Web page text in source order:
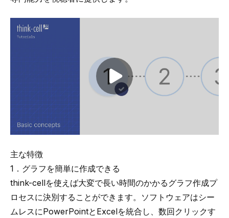
Play video
主な特徴
1．グラフを簡単に作成できる
think-cellを使えば大変で長い時間のかかるグラフ作成プ
ロセスに決別することができます。ソフトウェアはシー
ムレスにPowerPointとExcelを統合し、数回クリックす